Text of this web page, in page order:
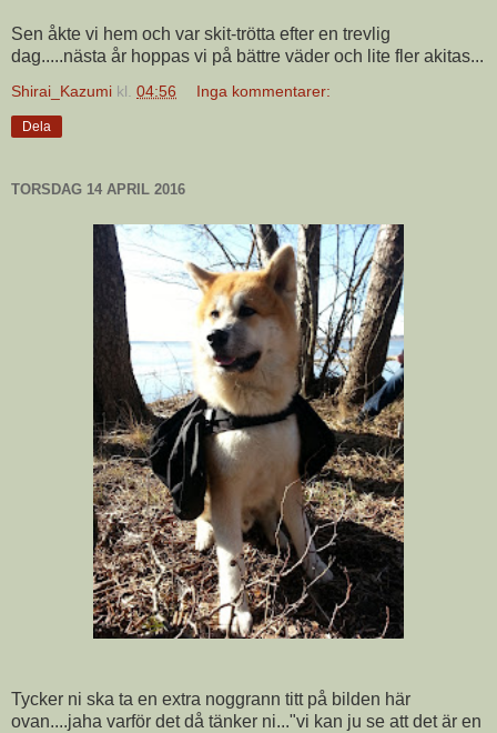
Sen åkte vi hem och var skit-trötta efter en trevlig
dag.....nästa år hoppas vi på bättre väder och lite fler akitas...
Shirai_Kazumi kl. 04:56 Inga kommentarer:
Dela
TORSDAG 14 APRIL 2016
Tycker ni ska ta en extra noggrann titt på bilden här
ovan....jaha varför det då tänker ni..."vi kan ju se att det är en